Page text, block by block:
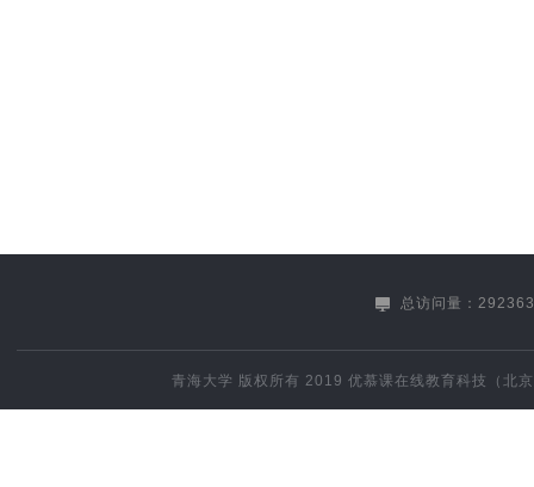
总访问量：
青海大学 版权所有 2019优慕课在线教育科技（北